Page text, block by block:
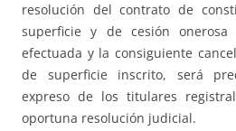
resolución del contrato de
superficie y de cesión
efectuada y la consiguiente
de superficie inscrito, será
expreso de los titulares
oportuna resolución judicial.